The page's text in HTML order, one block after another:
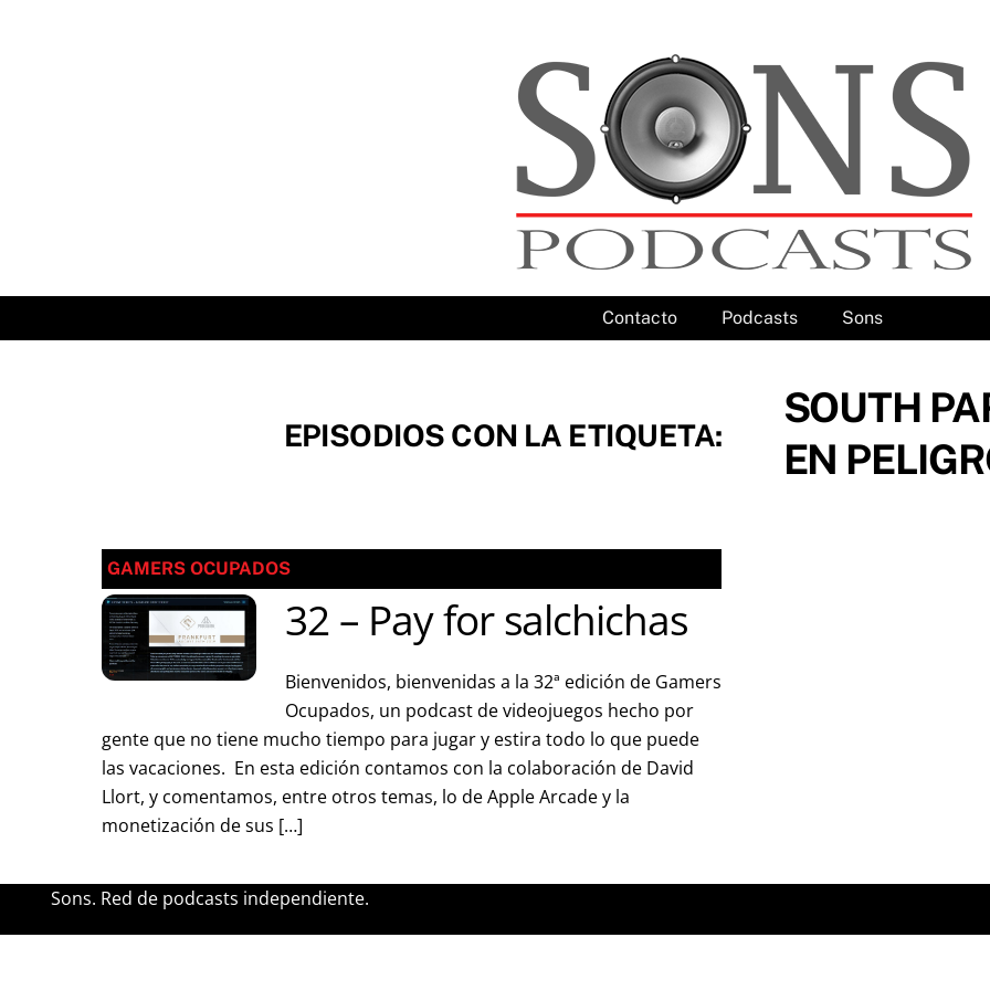
Contacto Podcasts Sons
EPISODIOS CON LA ETIQUETA:
SOUTH
EN
GAMERS OCUPADOS
32 – Pay for salchichas
Bienvenidos, bienvenidas a la 32ª edición de Gamers
Ocupados, un podcast de videojuegos hecho por
gente que no tiene mucho tiempo para jugar y estira todo lo que puede
las vacaciones. En esta edición contamos con la colaboración de David
Llort, y comentamos, entre otros temas, lo de Apple Arcade y la
monetización de sus […]
Sons. Red de podcasts independiente.